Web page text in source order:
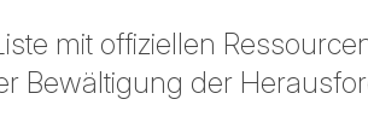
mit offiziellen
Bewältigung der